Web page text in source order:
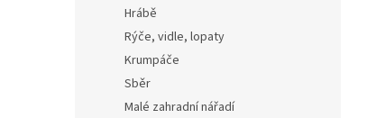
Hrábě
Rýče, vidle, lopaty
Krumpáče
Sběr
Malé zahradní nářadí